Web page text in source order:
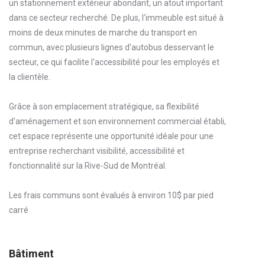
un stationnement extérieur abondant, un atout important
dans ce secteur recherché. De plus, l'immeuble est situé à
moins de deux minutes de marche du transport en
commun, avec plusieurs lignes d'autobus desservant le
secteur, ce qui facilite l'accessibilité pour les employés et
la clientèle.
Grâce à son emplacement stratégique, sa flexibilité
d'aménagement et son environnement commercial établi,
cet espace représente une opportunité idéale pour une
entreprise recherchant visibilité, accessibilité et
fonctionnalité sur la Rive-Sud de Montréal.
Les frais communs sont évalués à environ 10$ par pied
carré
Bâtiment